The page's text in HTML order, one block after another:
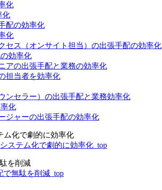
化
化
配の効率化
化
セス（オンサイト担当）の出張手配の効率化
効率化
アの出張手配と業務の効率化
担当者を効率化
ンセラー）の出張手配と業務効率化
化
ジャーの出張手配の効率化
ム化で劇的に効率化
ステム化で劇的に効率化_top
を削減
で無駄を削減_top